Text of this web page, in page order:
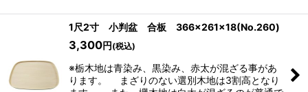
1尺2寸 小判盆 合板 366×261×18(No.260)
3,300円(税込)
※栃木地は青染み、黒染み、赤太が混ざる事があ
ります。 まざりのない選別木地は3割高となり